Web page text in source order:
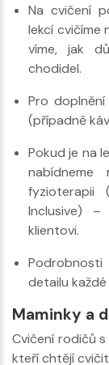
Na cvičení
lekcí cvičíme
víme, jak
chodidel.
Pro
(případně
Pokud je na
fyzioterapii
Inclusive) –
klientovi.
detailu
Maminky a
Cvičení rodičů
kteří chtějí cvičit